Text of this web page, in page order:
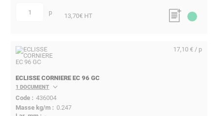
quantité p 13,70€ HT
ECLISSE CORNIERE EC 96 GC
1 DOCUMENT
436004
0.247
17,10 € / p